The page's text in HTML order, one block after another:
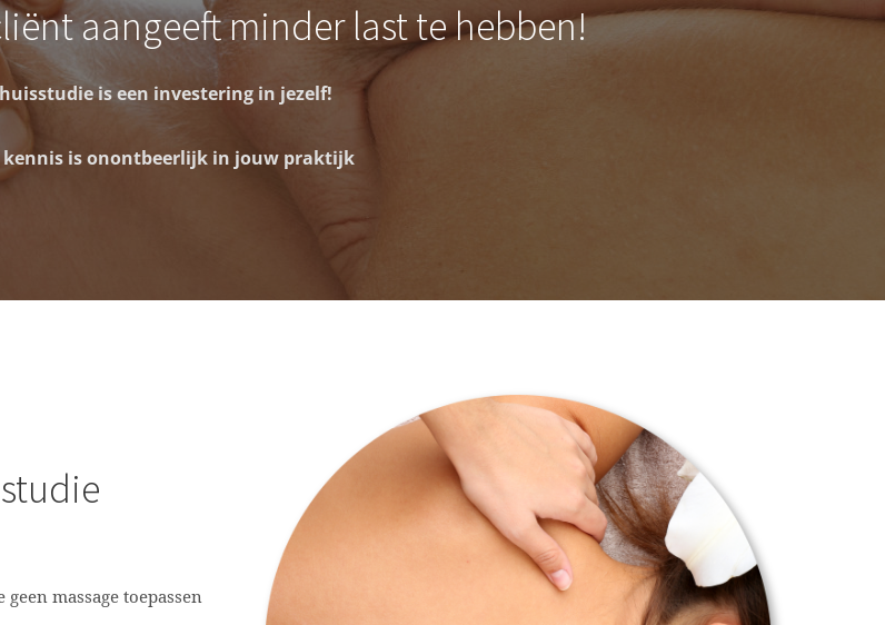
aangeeft minder last te hebben!
is een investering in jezelf!
kennis is onontbeerlijk in jouw praktijk
massage toepassen